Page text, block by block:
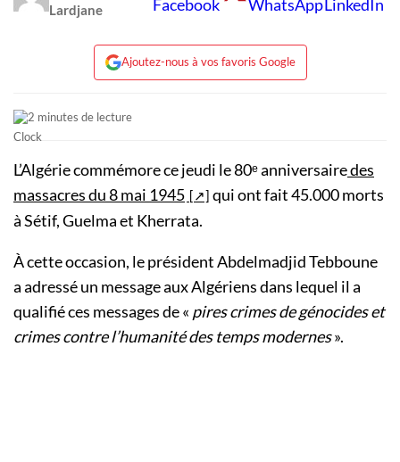
Lardjane
Ajoutez-nous à vos favoris Google
2 minutes de lecture
L’Algérie commémore ce jeudi le 80ᵉ anniversairedes
massacres du 8 mai 1945
qui ont fait 45.000 morts
à Sétif, Guelma et Kherrata.
À cette occasion, le président Abdelmadjid Tebboune
a adressé un message aux Algériens dans lequel il a
qualifié ces messages de « pires crimes de génocides et
crimes contre l’humanité des temps modernes».